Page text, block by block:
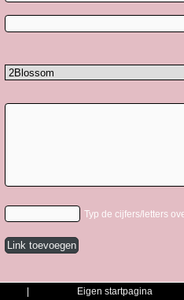
Typ de cijfers/letters
Eigen startpagina